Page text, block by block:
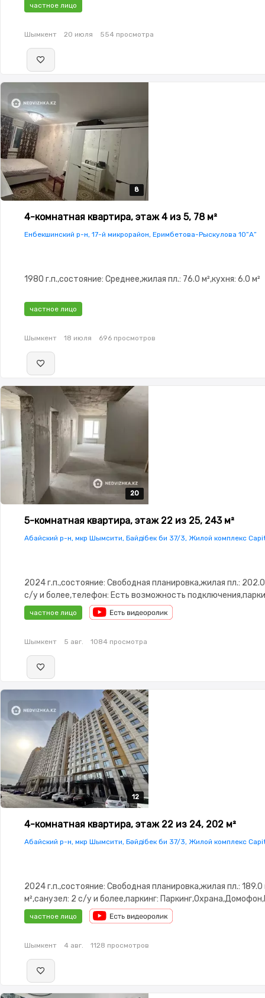
частное лицо
Шымкент 20 июля 554 просмотра
8
8
8
8
8
4-комнатная квартира, этаж 4 из 5, 78 м²
Енбекшинский р-н, 17-й микрорайон, Еримбетова-Рыскулова 10”А”
1980 г.п.,состояние: Среднее,жилая пл.: 76.0 м²,кухня: 6.0 м²
частное лицо
Шымкент 18 июля 696 просмотров
20
20
20
20
20
5-комнатная квартира, этаж 22 из 25, 243 м²
Абайский р-н, мкр Шымсити, Байдібек би 37/3, Жилой комплекс
2024 г.п.,состояние: Свободная планировка,жилая пл.:
с/у и более,телефон: Есть возможность
Паркинг,Охрана,Видеодомофон,Тихий двор
частное лицо
Шымкент 5 авг. 1084 просмотра
12
12
12
12
12
4-комнатная квартира, этаж 22 из 24, 202 м²
Абайский р-н, мкр Шымсити, Бәйдібек би 37/3, Жилой комплекс
2024 г.п.,состояние: Свободная планировка,жилая пл.: 189.0
м²,санузел: 2 с/у и более,паркинг:
замок,Видеонаблюдение,Видеодомофон,Консьерж
частное лицо
Шымкент 4 авг. 1128 просмотров